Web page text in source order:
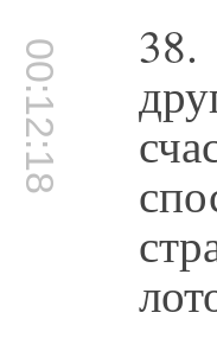
00:12:18 38.